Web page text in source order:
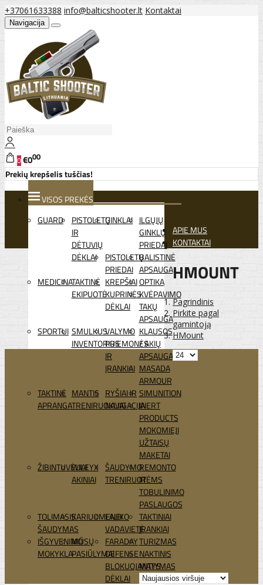
+37061633388 info@balticshooter.lt Kontaktai
Navigacija
0€000
Prekių krepšelis tuščias!
VISOS PREKĖS
GUARD
PISTOLETŲ
IR
DĖTUVIŲ
DĖKLAI
GINKLAI ILGŲJŲ
GINKLŲ
PRIEDAI
PISTOLETŲ
PRIEDAI
BALISTINĖ
APSAUGA
MEDICINATAKTINĖ
EKIPUOTĖ
KREPŠIAI
KUPRINĖS
DĖKLAI
OPTIKA
KVĖPAVIMO
TAKŲ
APSAUGA
SPORTUI SMULKUS
INVENTORIUS
VALYMO
PRIEMONĖS
IR
ĮRANKIAI
KLAUSOS
/ AKIŲ
APSAUGA
MASADA
ARMOUR
TAKTINĖ
APRANGA
MANTIS
TRENIRUOKLIAI
RYŠIAI IR
NAVIGACIJA
SIMUNITION
INERT
PRODUCTS
MOKOMIEJI
UŽTAISŲ
MAKETAI
ŽIBINTUVĖLIAI
WILEYX
AKINIAI
ŠAUDYMO
TRENIRUOTĖMS
REMONTO
IR
TOBULINIMO
PASLAUGOS
TOLIMASIS
ŠAUDYMAS
KARIUOMENEI
LAUKO
VADAVIETĖ
TAKTINIAI
ĮRANKIAI
IŠGYVENIMO
MOKYKLA
MŪSŲ
PASIŪLYMAI
FARADAY
DEFENSE
BLOKUOJANTYS
DĖKLAI
TURIZMAS
NAKTINIS
MATYMAS
APIE MUS
KONTAKTAI
HMOUNT
Pagrindinis
Pirkite pagal
gamintoją
HMount